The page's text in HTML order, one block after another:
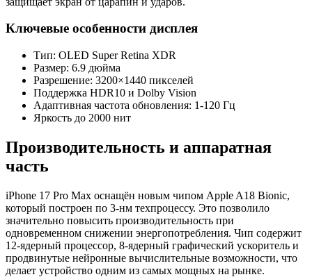
Ключевые особенности дисплея
Тип: OLED Super Retina XDR
Размер: 6.9 дюйма
Разрешение: 3200×1440 пикселей
Поддержка HDR10 и Dolby Vision
Адаптивная частота обновления: 1-120 Гц
Яркость до 2000 нит
Производительность и аппаратная
часть
iPhone 17 Pro Max оснащён новым чипом Apple A18 Bionic,
который построен по 3-нм техпроцессу. Это позволило
значительно повысить производительность при
одновременном снижении энергопотребления. Чип содержит
12-ядерный процессор, 8-ядерный графический ускоритель и
продвинутые нейронные вычислительные возможности, что
делает устройство одним из самых мощных на рынке.